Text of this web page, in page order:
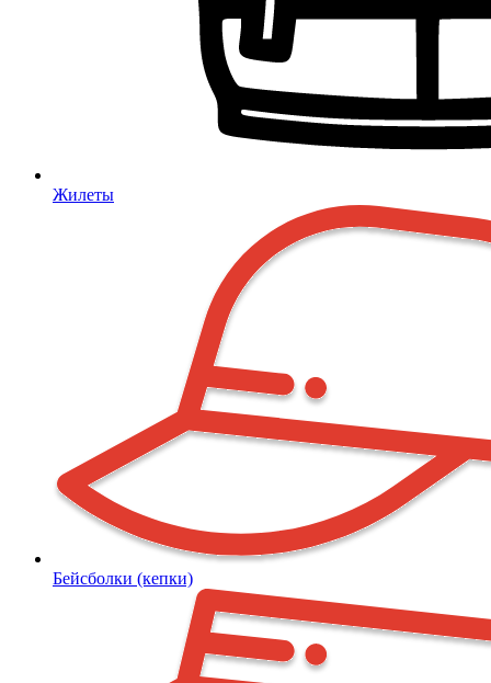
Жилеты
Бейсболки (кепки)